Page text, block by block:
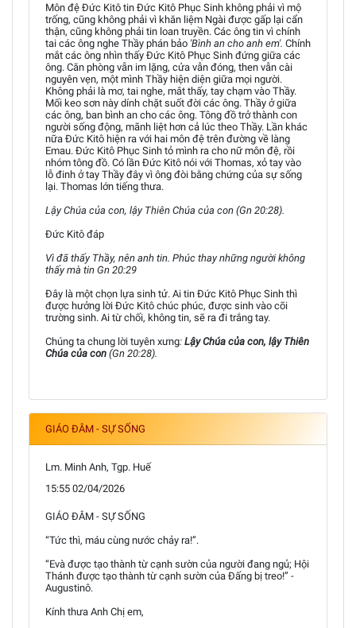
Môn đệ Đức Kitô tin Đức Kitô Phục Sinh không phải vì mộ
trống, cũng không phải vì khăn liệm Ngài được gấp lại cẩn
thận, cũng không phải tin loan truyền. Các ông tin vì chính
tai các ông nghe Thầy phán bảo 'Bình an cho anh em'. Chính
mắt các ông nhìn thấy Đức Kitô Phục Sinh đứng giữa các
ông. Căn phòng vẫn im lặng, cửa vẫn đóng, then vẫn cài
nguyên vẹn, một mình Thầy hiện diện giữa mọi người.
Không phải là mơ, tai nghe, mắt thấy, tay chạm vào Thầy.
Mối keo sơn này dính chặt suốt đời các ông. Thầy ở giữa
các ông, ban bình an cho các ông. Tông đồ trở thành con
người sống động, mãnh liệt hơn cả lúc theo Thầy. Lần khác
nữa Đức Kitô hiện ra với hai môn đệ trên đường về làng
Emau. Đức Kitô Phục Sinh tỏ mình ra cho nữ môn đệ, rồi
nhóm tông đồ. Có lần Đức Kitô nói với Thomas, xỏ tay vào
lỗ đinh ở tay Thầy đây vì ông đòi bằng chứng của sự sống
lại. Thomas lớn tiếng thưa.
Lậy Chúa của con, lậy Thiên Chúa của con (Gn 20:28).
Đức Kitô đáp
Vì đã thấy Thầy, nên anh tin. Phúc thay những người không
thấy mà tin Gn 20:29
Đây là một chọn lựa sinh tử. Ai tin Đức Kitô Phục Sinh thì
được hưởng lời Đức Kitô chúc phúc, được sinh vào cõi
trường sinh. Ai từ chối, không tin, sẽ ra đi trắng tay.
Chúng ta chung lời tuyên xưng: Lậy Chúa của con, lậy Thiên
Chúa của con (Gn 20:28).
GIÁO ĐÂM - SỰ SỐNG
Lm. Minh Anh, Tgp. Huế
15:55 02/04/2026
GIÁO ĐÂM - SỰ SỐNG
“Tức thì, máu cùng nước chảy ra!”.
“Evà được tạo thành từ cạnh sườn của người đang ngủ; Hội
Thánh được tạo thành từ cạnh sườn của Đấng bị treo!” -
Augustinô.
Kính thưa Anh Chị em,